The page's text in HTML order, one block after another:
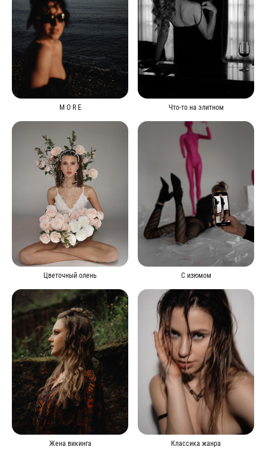
M O R E Что-то на элитном
Цветочный олень С изюмом
Жена викинга Классика жанра